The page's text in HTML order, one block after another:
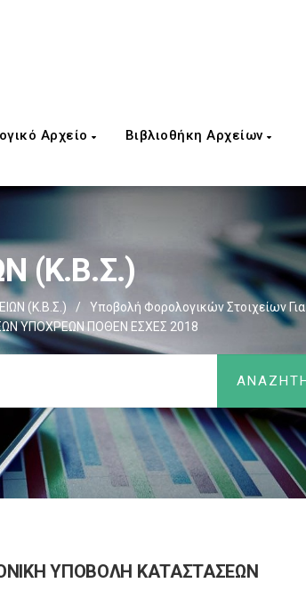
Αρχείο Βιβλιοθήκη Αρχείων
(Κ.Β.Σ.)
(Κ.Β.Σ.) /
Υποβολή Φορολογικών Στοιχείων Για
ΥΠΟΧΡΕΩΝ ΠΟΘΕΝ ΕΣΧΕΣ 2018
ΥΠΟΒΟΛΗ ΚΑΤΑΣΤΑΣΕΩΝ